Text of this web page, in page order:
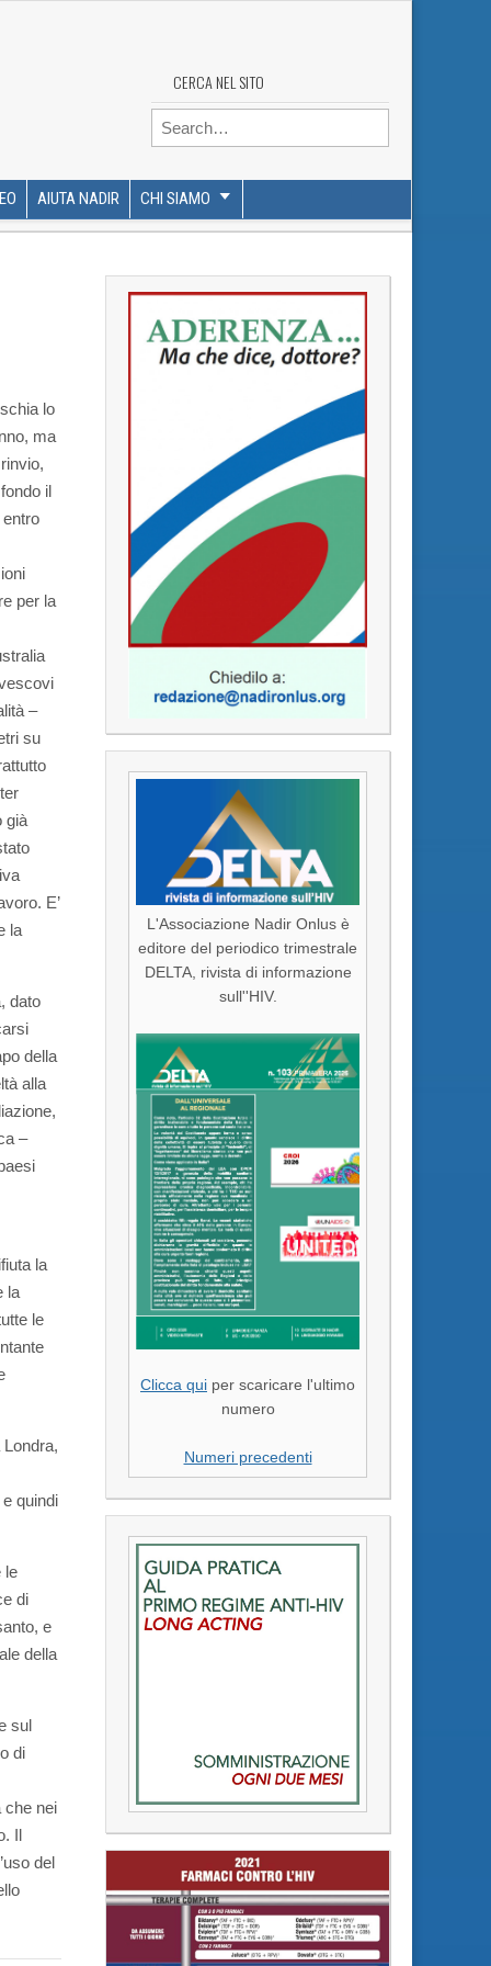
CERCA NEL SITO
Search for:
AIUTA NADIR CHI SIAMO
lo
ma
il
per la
–
su
già
E’
la
dato
della
alla
–
la
la
le
quindi
le
di
e
della
sul
di
che nei
Il
del
L'Associazione Nadir Onlus è
editore del periodico trimestrale
DELTA, rivista di informazione
sull''HIV.
Clicca qui per scaricare l'ultimo
numero
Numeri precedenti